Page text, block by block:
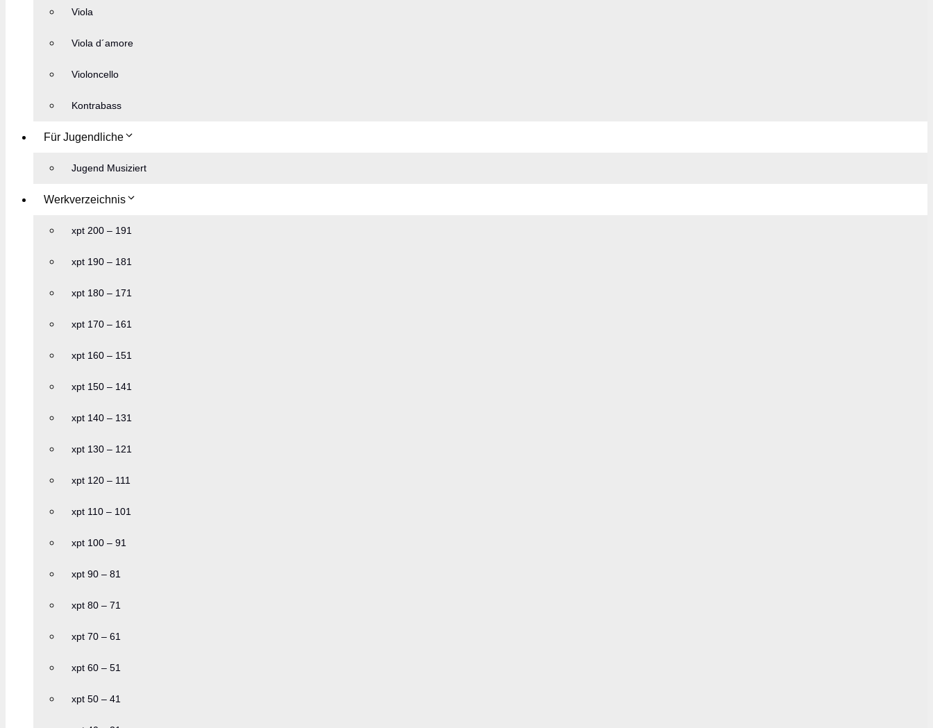
Viola
Viola d´amore
Violoncello
Kontrabass
Für Jugendliche
Jugend Musiziert
Werkverzeichnis
xpt 200 – 191
xpt 190 – 181
xpt 180 – 171
xpt 170 – 161
xpt 160 – 151
xpt 150 – 141
xpt 140 – 131
xpt 130 – 121
xpt 120 – 111
xpt 110 – 101
xpt 100 – 91
xpt 90 – 81
xpt 80 – 71
xpt 70 – 61
xpt 60 – 51
xpt 50 – 41